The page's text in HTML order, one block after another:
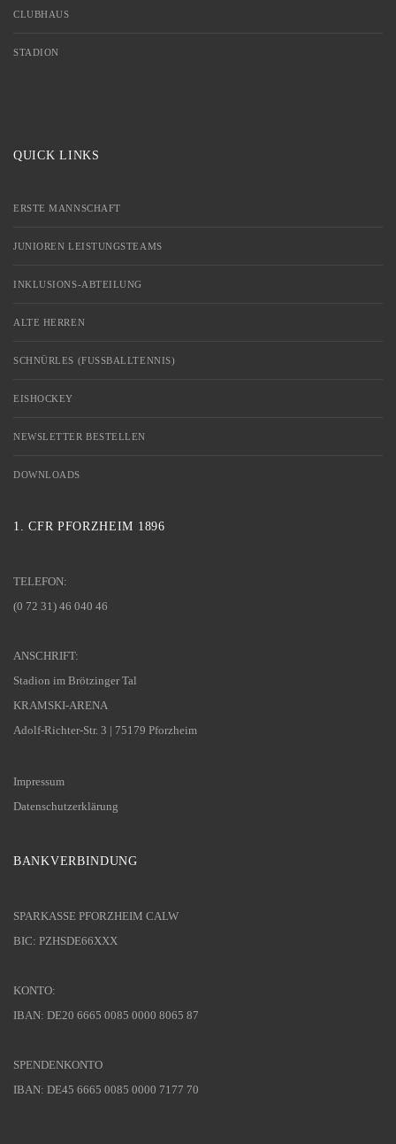
CLUBHAUS
STADION
QUICK LINKS
ERSTE MANNSCHAFT
JUNIOREN LEISTUNGSTEAMS
INKLUSIONS-ABTEILUNG
ALTE HERREN
SCHNÜRLES (FUSSBALLTENNIS)
EISHOCKEY
NEWSLETTER BESTELLEN
DOWNLOADS
1. CFR PFORZHEIM 1896
TELEFON:
(0 72 31) 46 040 46
ANSCHRIFT:
Stadion im Brötzinger Tal
KRAMSKI-ARENA
Adolf-Richter-Str. 3 | 75179 Pforzheim
Impressum
Datenschutzerklärung
BANKVERBINDUNG
SPARKASSE PFORZHEIM CALW
BIC: PZHSDE66XXX
KONTO:
IBAN: DE20 6665 0085 0000 8065 87
SPENDENKONTO
IBAN: DE45 6665 0085 0000 7177 70